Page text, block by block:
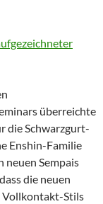
überreichte
die Schwarzgurt-
Enshin-Familie
neuen Sempais
die neuen
Vollkontakt-Stils